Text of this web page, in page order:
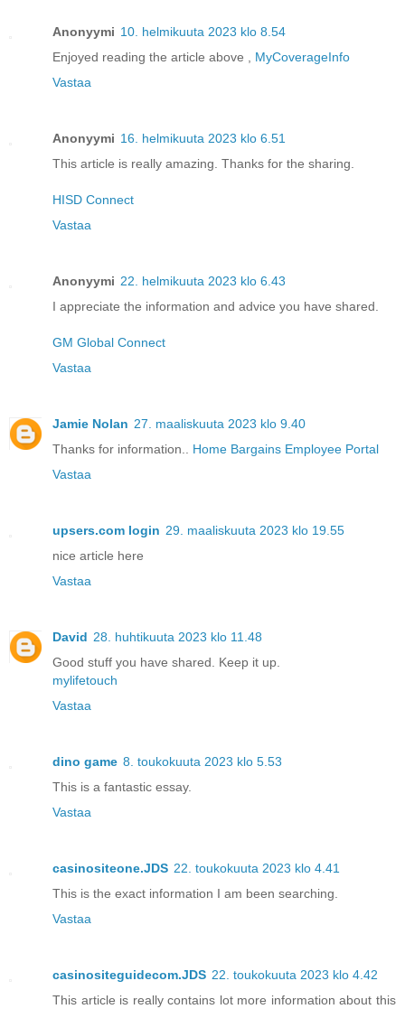
Anonyymi 10. helmikuuta 2023 klo 8.54
Enjoyed reading the article above , MyCoverageInfo
Vastaa
Anonyymi 16. helmikuuta 2023 klo 6.51
This article is really amazing. Thanks for the sharing.
HISD Connect
Vastaa
Anonyymi 22. helmikuuta 2023 klo 6.43
I appreciate the information and advice you have shared.
GM Global Connect
Vastaa
Jamie Nolan 27. maaliskuuta 2023 klo 9.40
Thanks for information.. Home Bargains Employee Portal
Vastaa
upsers.com login 29. maaliskuuta 2023 klo 19.55
nice article here
Vastaa
David 28. huhtikuuta 2023 klo 11.48
Good stuff you have shared. Keep it up.
mylifetouch
Vastaa
dino game 8. toukokuuta 2023 klo 5.53
This is a fantastic essay.
Vastaa
casinositeone.JDS 22. toukokuuta 2023 klo 4.41
This is the exact information I am been searching.
Vastaa
casinositeguidecom.JDS 22. toukokuuta 2023 klo 4.42
This article is really contains lot more information about this